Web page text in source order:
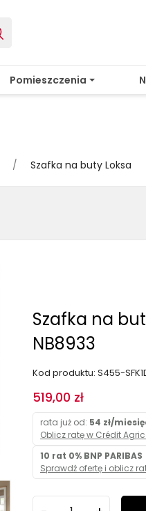
Pomieszczenia
Szafka na buty Loksa
Szafka na
NB8933
Kod produktu: S455-
519,00 zł
rata już od: 54 zł/
Oblicz ratę w Crédit
10 rat 0% BNP PARIBAS
Sprawdź ofertę i oblicz